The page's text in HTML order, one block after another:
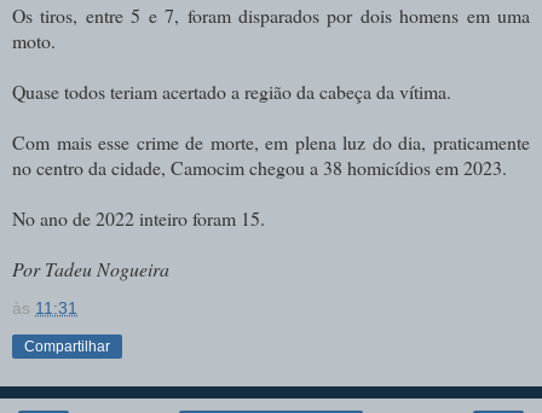
Os tiros, entre 5 e 7, foram disparados por dois homens em uma
moto.
Quase todos teriam acertado a região da cabeça da vítima.
Com mais esse crime de morte, em plena luz do dia, praticamente
no centro da cidade, Camocim chegou a 38 homicídios em 2023.
No ano de 2022 inteiro foram 15.
Por Tadeu Nogueira
às 11:31
Compartilhar